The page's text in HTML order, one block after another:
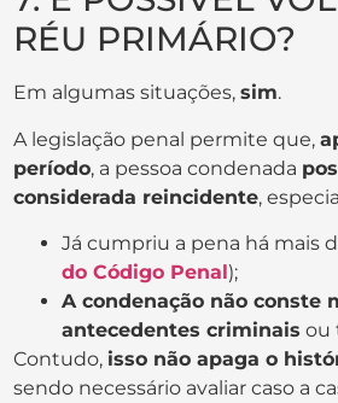
RÉU PRIMÁRIO?
Em algumas situações,sim.
A legislação penal permite que,
período, a pessoa condenada
considerada reincidente,
Já cumpriu a pena há mais
do Código Penal);
A condenação não conste
antecedentes criminais ou
Contudo, isso não apaga o
sendo necessário avaliar caso a